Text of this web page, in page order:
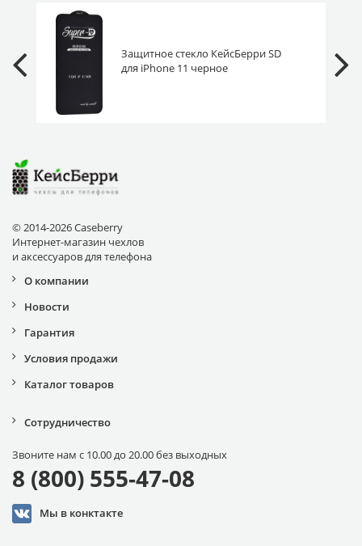
Защитное стекло КейсБерри SD
для iPhone 11 черное
© 2014-2026 Caseberry
Интернет-магазин чехлов
и аксессуаров для телефона
О компании
Новости
Гарантия
Условия продажи
Каталог товаров
Сотрудничество
Звоните нам с 10.00 до 20.00 без выходных
8 (800) 555-47-08
Мы в конктакте